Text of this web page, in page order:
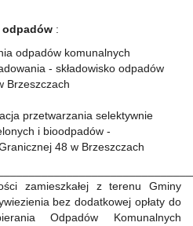
odpadów :
odpadów komunalnych
- składowisko odpadów
Brzeszczach
przetwarzania selektywnie
i bioodpadów -
48 w Brzeszczach
zamieszkałej z terenu Gminy
bez dodatkowej opłaty do
Odpadów Komunalnych